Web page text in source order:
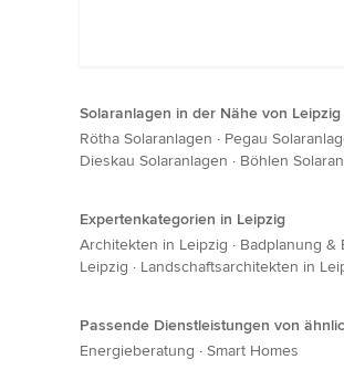
Solaranlagen in der Nähe von Leipzig
Rötha Solaranlagen · Pegau
Dieskau Solaranlagen · Böhlen
Expertenkategorien in Leipzig
Architekten in Leipzig · Badplanung &
Leipzig · Landschaftsarchitekten in
Passende Dienstleistungen von
Energieberatung · Smart Homes